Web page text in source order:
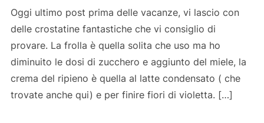
Oggi ultimo post prima delle vacanze, vi lascio con
delle crostatine fantastiche che vi consiglio di
provare. La frolla è quella solita che uso ma ho
diminuito le dosi di zucchero e aggiunto del miele, la
crema del ripieno è quella al latte condensato ( che
trovate anche qui) e per finire fiori di violetta. […]